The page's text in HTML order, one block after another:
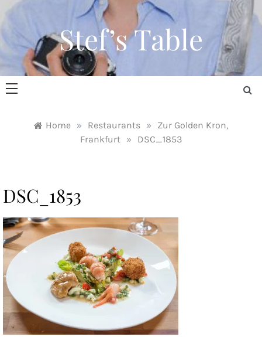
Skip
content
Stef’s Table
Home » Restaurants »
Zur Golden Kron,
Frankfurt » DSC_1853
DSC_1853